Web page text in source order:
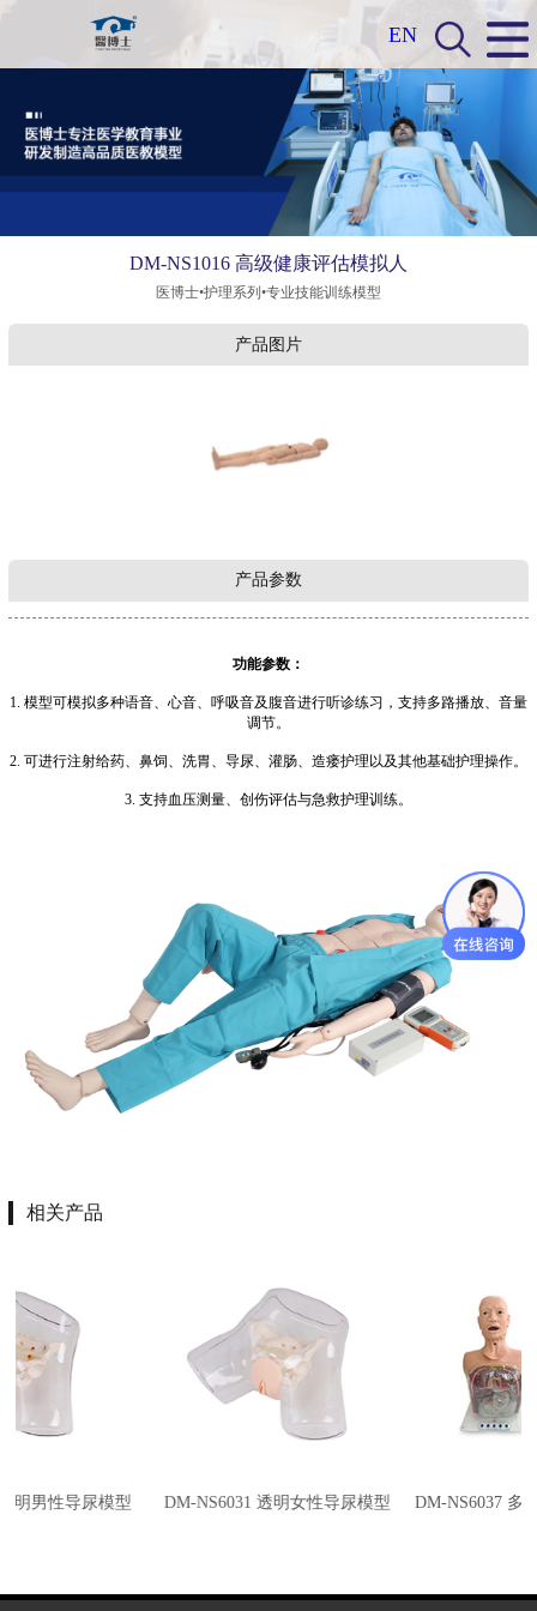
EN
DM-NS1016 高级健康评估模拟人
医博士•护理系列•专业技能训练模型
产品图片
产品参数
功能参数：
1. 模型可模拟多种语音、心音、呼吸音及腹音进行听诊练习，支持多路播放、音量
调节。
2. 可进行注射给药、鼻饲、洗胃、导尿、灌肠、造瘘护理以及其他基础护理操作。
3. 支持血压测量、创伤评估与急救护理训练。
相关产品
DM-NS6031 透明女性导尿模型 DM-NS6037 多功能透明洗胃模型